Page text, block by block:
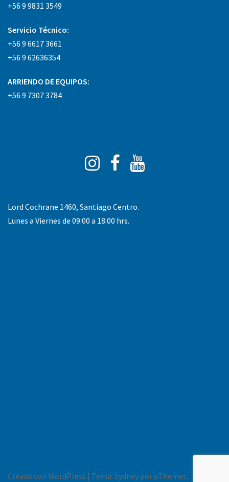
+56 9 9831 3549
Servicio Técnico:
+56 9 6617 3661
+56 9 62636354
ARRIENDO DE EQUIPOS:
+56 9 7307 3784
Instagram
Facebook
Tube
Lord Cochrane 1460, Santiago Centro.
Lunes a Viernes de 09:00 a 18:00 hrs.
Creado con WordPress | Tema: Sydney por aThemes.